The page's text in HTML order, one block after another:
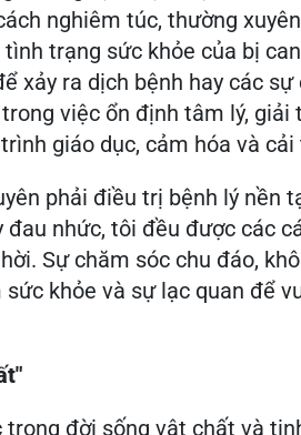
vụ y tế hiện đại, bảo
dân.
chữa bệnh, chế độ ăn
toàn vệ sinh thực phẩm;
nghiêm túc, thường
tình trạng sức khỏe của bị
xảy ra dịch bệnh hay các
việc ổn định tâm lý, giải
giáo dục, cảm hóa và cải
phải điều trị bệnh lý nền
nhức, tôi đều được các